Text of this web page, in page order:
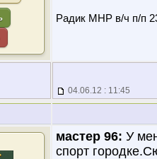
Радик МНР в/ч п/п
04.06.12 : 11:45
мастер 96: У
спорт